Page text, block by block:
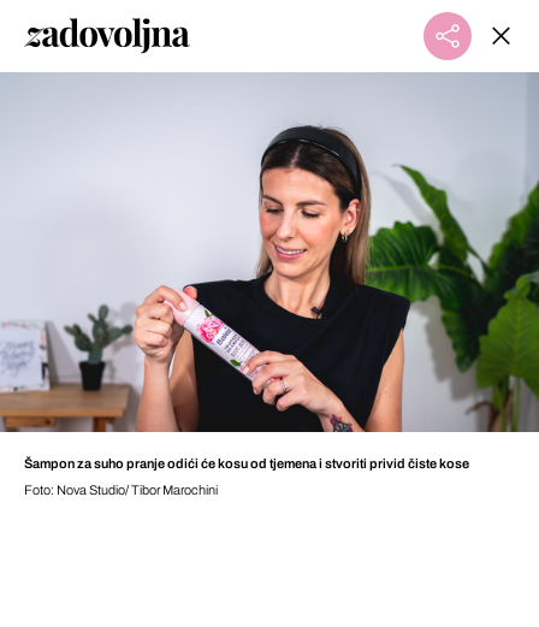
Šampon za suho pranje odići će kosu od tjemena i stvoriti privid čiste kose
Foto: Nova Studio/ Tibor Marochini